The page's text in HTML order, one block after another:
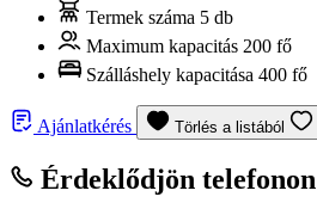
Termek száma 5 db
Maximum kapacitás 200 fő
Szálláshely kapacitása 400 fő
Ajánlatkérés Törlés a listából
Érdeklődjön telefonon